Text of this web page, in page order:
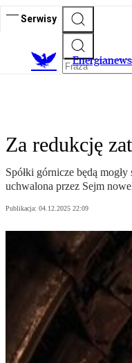
Serwisy
Energianews
Za redukcję
Spółki górnicze będą
uchwalona przez Sejm
Publikacja: 04.12.2025 22:09